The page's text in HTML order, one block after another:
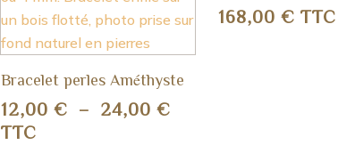
Bracelet perles Améthyste
12,00 € – 24,00 €Plage
TTC
168,00€ TTC